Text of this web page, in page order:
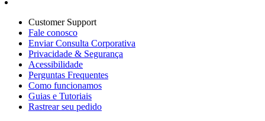
Customer Support
Fale conosco
Enviar Consulta Corporativa
Privacidade & Segurança
Acessibilidade
Perguntas Frequentes
Como funcionamos
Guias e Tutoriais
Rastrear seu pedido